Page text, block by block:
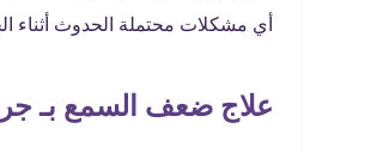
أي مشكلات محتملة الحدوث أثناء
علاج ضعف السمع بـ